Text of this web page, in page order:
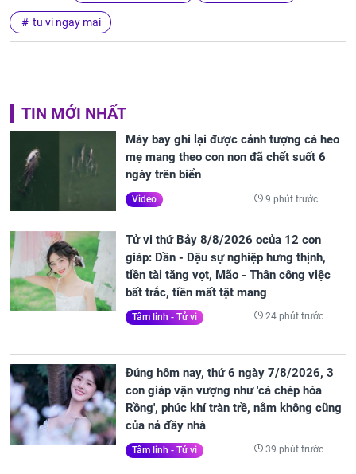
tu vi ngay mai
TIN MỚI NHẤT
Máy bay ghi lại được cảnh tượng cá heo
mẹ mang theo con non đã chết suốt 6
ngày trên biển
Video 9 phút trước
Tử vi thứ Bảy 8/8/2026 ocủa 12 con
giáp: Dần - Dậu sự nghiệp hưng thịnh,
tiền tài tăng vọt, Mão - Thân công việc
bất trắc, tiền mất tật mang
Tâm linh - Tử vi 24 phút trước
Đúng hôm nay, thứ 6 ngày 7/8/2026, 3
con giáp vận vượng như 'cá chép hóa
Rồng', phúc khí tràn trề, nằm không cũng
của nả đầy nhà
Tâm linh - Tử vi 39 phút trước